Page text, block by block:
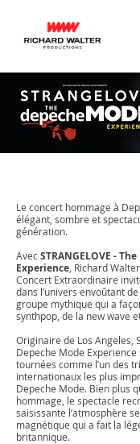
Le concert hommage à
élégant, sombre et
génération.
AvecSTRANGELOVE -
Experience , Richard
Concert Extraordinaire
dans l’univers envoûtant
groupe mythique qui a
synthpop, de la new wave
Originaire de Los Angeles,
Depeche Mode Experience
tournées comme l’un des
internationaux les plus
Depeche Mode. Bien plus
hommage, le spectacle
saisissante l’atmosphère
magnétique qui a fait la
britannique.